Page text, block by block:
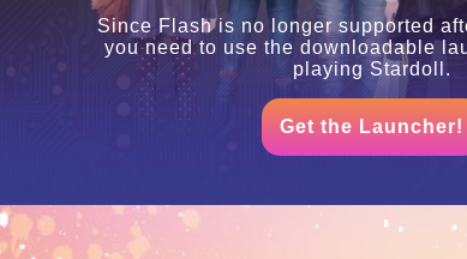
Since Flash is no longer supported
you need to use the downloadable
playing Stardoll.
Get the Launcher!